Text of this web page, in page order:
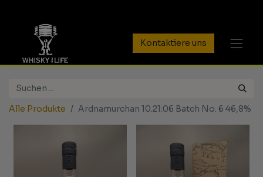
Kontaktiere uns
Alle Produkte Ardnamurchan 10.21:06 Batch No. 6 46,8%